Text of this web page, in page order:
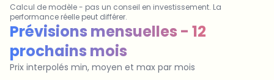
Calcul de modèle - pas un conseil en investissement. La
performance réelle peut différer.
Simulateur de plan d'épargne
Prévisions mensuelles - 12
prochains mois
Prix interpolés min, moyen et max par mois